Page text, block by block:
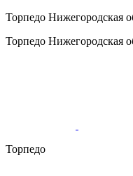
Торпедо Нижегородская
Торпедо Нижегородская
Торпедо